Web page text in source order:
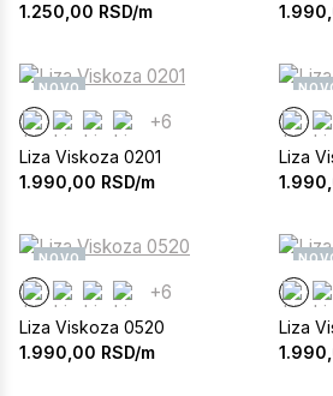
1.250,00 RSD/m
NOVO
+6
Liza Viskoza 0201
1.990,00 RSD/m
Liza
NOVO
+6
Liza Viskoza 0520
1.990,00 RSD/m
Liza